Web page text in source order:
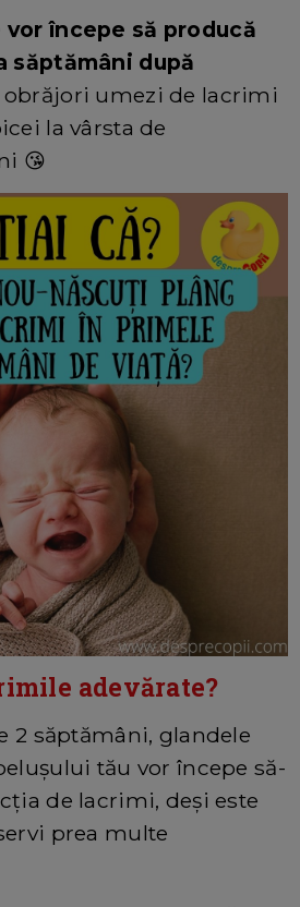
începe să producă
săptămâni după
obrăjori umezi de lacrimi
la vârsta de
😘
adevărate?
2 săptămâni, glandele
tău vor începe să-
de lacrimi, deși este
prea multe